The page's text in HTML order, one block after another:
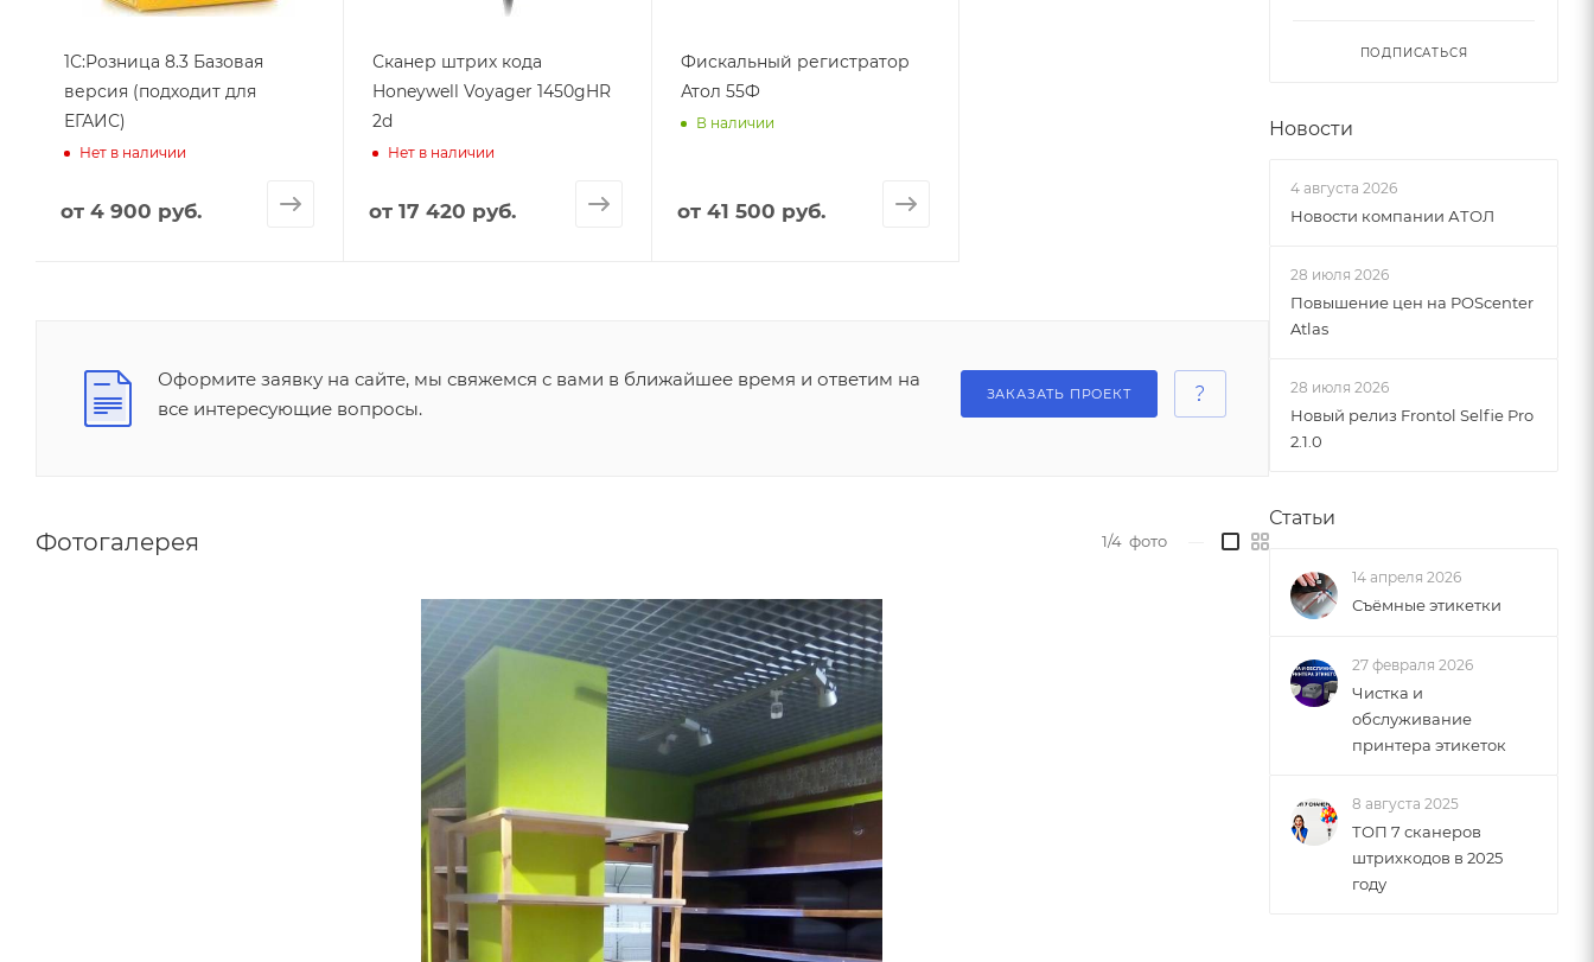
1С:Розница 8.3 Базовая
версия (подходит для
ЕГАИС)
Нет в наличии
от 4 900 руб.
Сканер штрих кода
Honeywell Voyager 1450gHR
2d
Нет в наличии
от 17 420 руб.
Фискальный регистратор
Атол 55Ф
В наличии
от 41 500 руб.
Оформите заявку на сайте, мы свяжемся с вами в ближайшее время и ответим на
все интересующие вопросы.
ЗАКАЗАТЬ ПРОЕКТ
Фотогалерея 1/4 фото
ПОДПИСАТЬСЯ
Новости
4 августа 2026
Новости компании АТОЛ
28 июля 2026
Повышение цен на POScenter
Atlas
28 июля 2026
Новый релиз Frontol Selfie Pro
2.1.0
Статьи
14 апреля 2026
Съёмные этикетки
27 февраля 2026
Чистка и
обслуживание
принтера этикеток
8 августа 2025
ТОП 7 сканеров
штрихкодов в 2025
году